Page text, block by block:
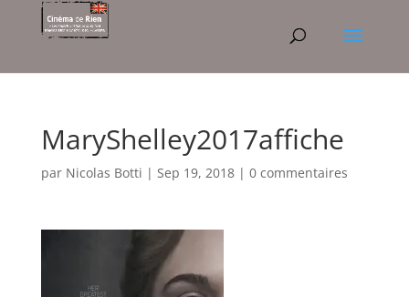
MaryShelley2017affiche
par Nicolas Botti | Sep 19, 2018| 0 commentaires